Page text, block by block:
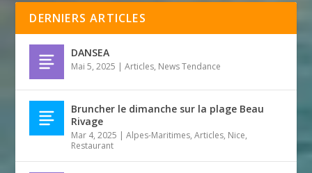
DERNIERS ARTICLES
DANSEA
Mai 5, 2025 |Articles, News Tendance
Bruncher le dimanche sur la plage Beau
Rivage
Mar 4, 2025 |Alpes-Maritimes,Articles, Nice,
Restaurant